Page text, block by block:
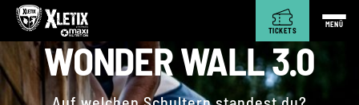
TICKETS
MENÜ
WONDER WALL 3.0